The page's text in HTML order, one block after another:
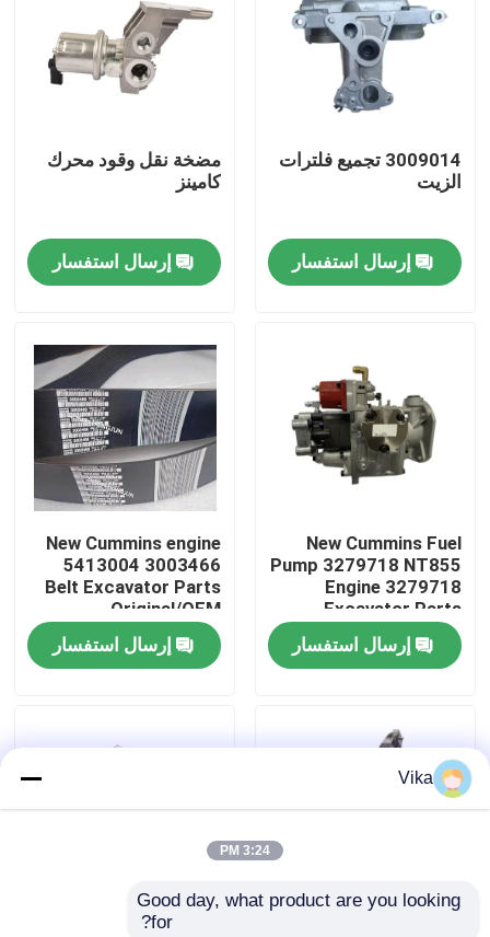
حول بنا
ضبط الجودة
اتصل بنا
طلب اقتباس
3009014 تجميع فلترات
الزيت
إرسال استفسار
مضخة نقل وقود محرك
كامينز
إرسال استفسار
New Cummins Fuel
Pump 3279718 NT855
Engine 3279718
Excavator Parts
Original/OEM
إرسال استفسار
New Cummins engine
5413004 3003466
Belt Excavator Parts
Original/OEM
إرسال استفسار
New Cummins Engine
Vika
3:24 PM
Good day, what product are you looking
for?